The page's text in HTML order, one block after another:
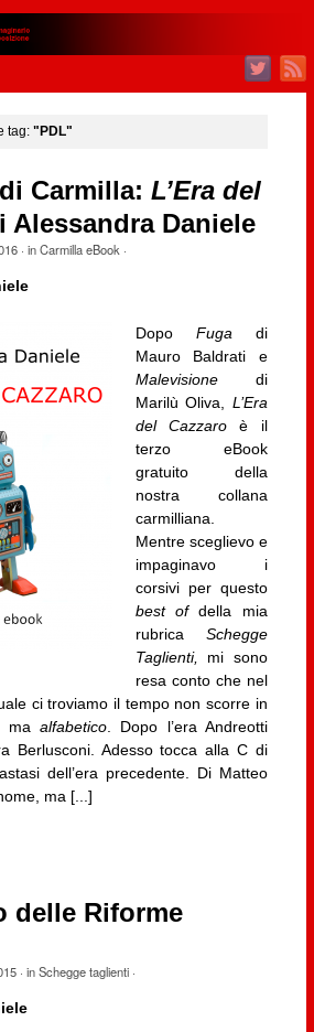
tag: "PDL"
Carmilla: L’Era del
Alessandra Daniele
· inCarmilla eBook ·
Dopo Fugadi
Mauro Baldrati e
Malevisionedi
Marilù Oliva, L’Era
del Cazzaro è il
terzo eBook
gratuito della
nostra collana
carmilliana.
Mentre sceglievo e
impaginavo i
corsivi per questo
best ofdella mia
rubrica Schegge
Taglienti, mi sono
resa conto che nel
ci troviamo il tempo non scorre in
maalfabetico. Dopo l’era Andreotti
Berlusconi. Adesso tocca alla C di
dell’era precedente. Di Matteo
ma [...]
delle Riforme
· inSchegge taglienti·